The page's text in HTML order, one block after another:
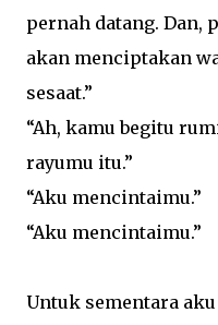
pernah datang. Dan,
akan menciptakan
sesaat.”
“Ah, kamu begitu
rayumu itu.”
“Aku mencintaimu.”
“Aku mencintaimu.”
Untuk sementara